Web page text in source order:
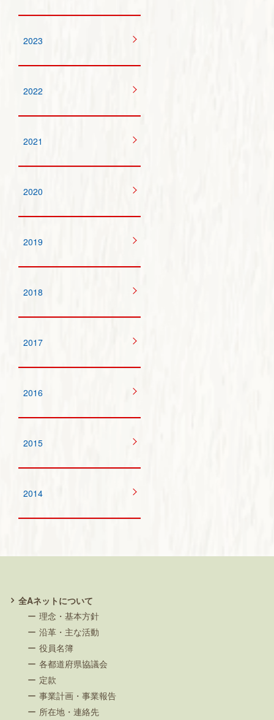
2023
2022
2021
2020
2019
2018
2017
2016
2015
2014
全Aネットについて
理念・基本方針
沿革・主な活動
役員名簿
各都道府県協議会
定款
事業計画・事業報告
所在地・連絡先